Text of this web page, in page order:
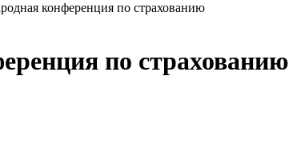
конференция по страхованию
по страхованию